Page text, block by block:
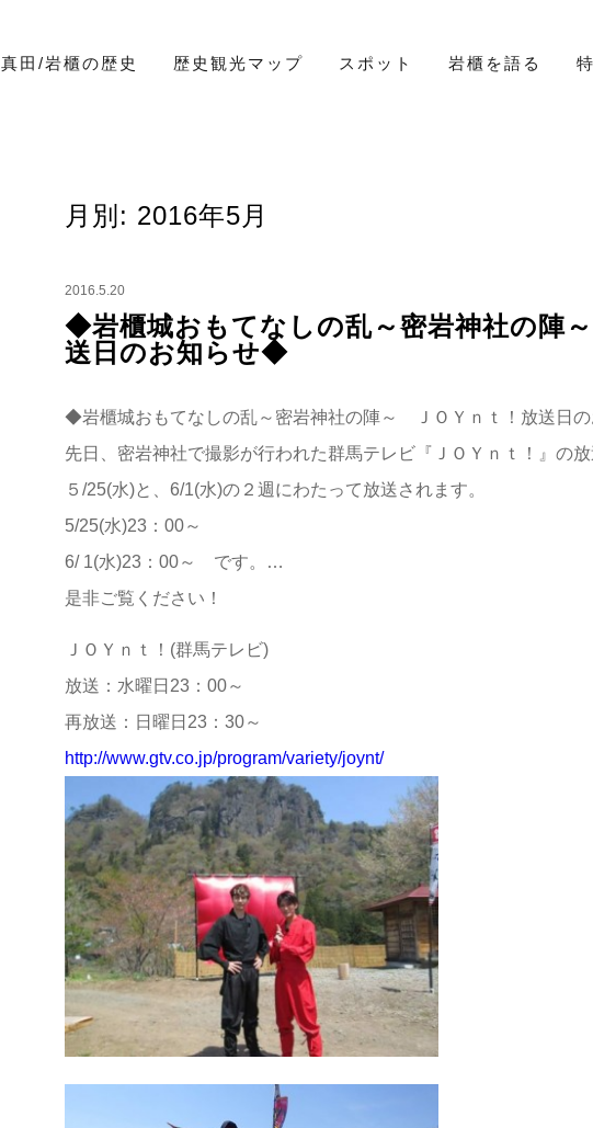
真田/岩櫃の歴史 歴史観光マップ スポット 岩櫃を語る
月別: 2016年5月
2016.5.20
◆岩櫃城おもてなしの乱～密岩神社の陣
送日のお知らせ◆
◆岩櫃城おもてなしの乱～密岩神社の陣～ ＪＯＹｎｔ！放送日
先日、密岩神社で撮影が行われた群馬テレビ『ＪＯＹｎｔ！』の放
５/25(水)と、6/1(水)の２週にわたって放送されます。
5/25(水)23：00～
6/ 1(水)23：00～ です。
…
是非ご覧ください！
ＪＯＹｎｔ！(群馬テレビ)
放送：水曜日23：00～
再放送：日曜日23：30～
http://www.gtv.co.jp/program/variety/joynt/